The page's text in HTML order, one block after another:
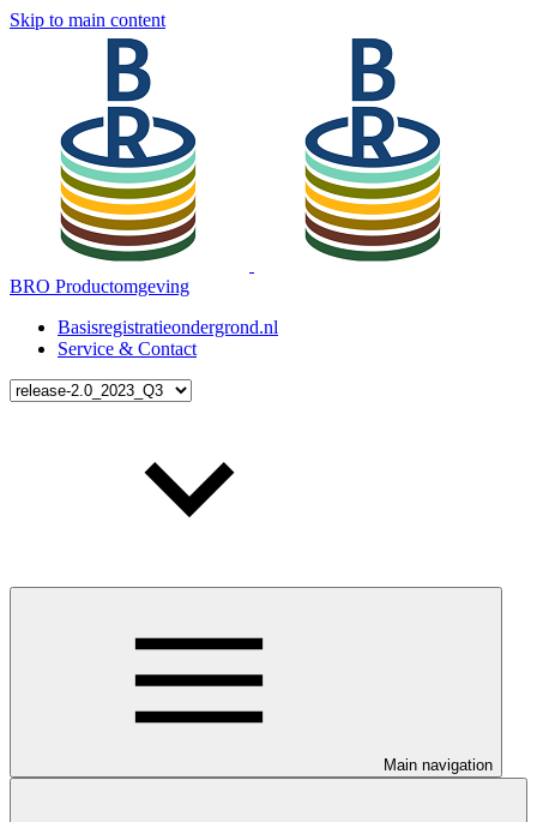
Skip to main content
BRO Productomgeving
Basisregistratieondergrond.nl
Service & Contact
Main navigation